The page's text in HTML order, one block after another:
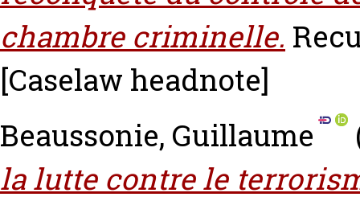
chambre criminelle.
[Caselaw headnote]
Beaussonie, Guillaume
la lutte contre le